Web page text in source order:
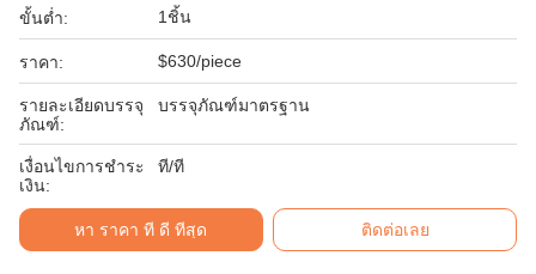
ขั้นต่ำ: 1ชิ้น
ราคา: $630/piece
รายละเอียดบรรจุ
ภัณฑ์:
บรรจุภัณฑ์มาตรฐาน
เงื่อนไขการชำระ
เงิน:
ที/ที
หา ราคา ที่ ดี ที่สุด ติดต่อเลย